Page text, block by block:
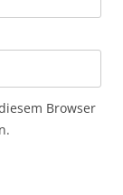
Browser